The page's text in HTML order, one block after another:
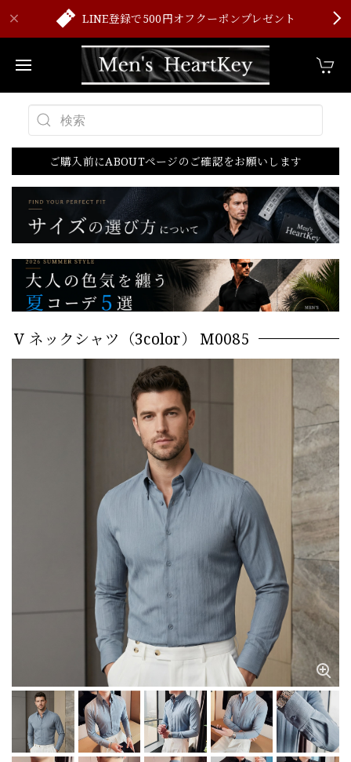
LINE登録で500円オフクーポンプレゼント
ご購入前にABOUTページのご確認をお願いします
V ネックシャツ（3color） M0085